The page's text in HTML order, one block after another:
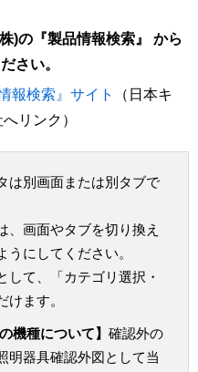
)の『製品情報検索』 から
さい。
報検索』サイト
（日本キ
リンク）
は別画面または別タブで
、画面やタブを切り換え
うにしてください。
して、「カテゴリ選択・
けます。
機種について】 確認外の
明器具確認外図として当